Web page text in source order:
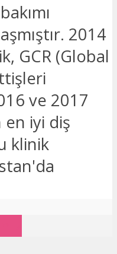
2014
GCR (Global
ve 2017
en iyi diş
klinik